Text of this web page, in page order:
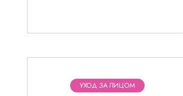
УХОД ЗА ЛИЦОМ